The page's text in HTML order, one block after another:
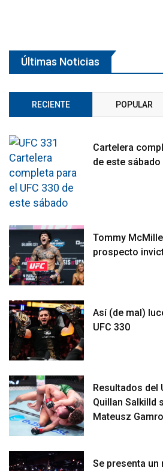
Últimas Noticias
RECIENTE POPULAR
Cartelera
de este sábado
Tommy
prospecto
Así (de mal)
UFC 330
Resultados del
Quillan Salkilld
Mateusz
Se presenta un